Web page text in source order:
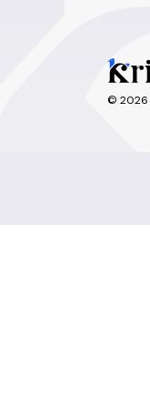
© 2026